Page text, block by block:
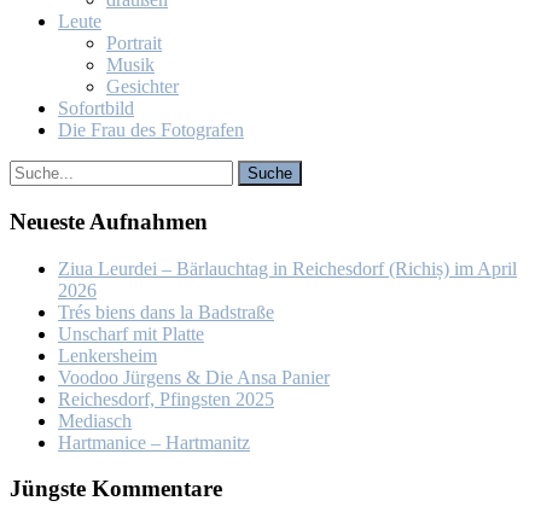
Leu­te
Por­trait
Mu­sik
Ge­sich­ter
So­fort­bild
Die Frau des Fo­to­gra­fen
Neu­es­te Auf­nah­men
Ziua Leur­dei – Bär­lauch­tag in Rei­ches­dorf (Ri­chiș) im April
2026
Trés biens dans la Bad­stra­ße
Un­scharf mit Plat­te
Len­kers­heim
Voo­doo Jür­gens & Die An­sa Pa­nier
Rei­ches­dorf, Pfings­ten 2025
Me­dia­sch
Hart­ma­nice – Hart­ma­nitz
Jüngs­te Kom­men­ta­re